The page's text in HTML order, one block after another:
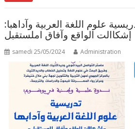
علوم اللغة العربية وآداهبا:
إشكاالت الواقع وآفاق املستقبل
samedi 25/05/2024 Administration